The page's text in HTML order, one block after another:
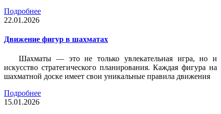
Подробнее
22.01.2026
Движение фигур в шахматах
Шахматы — это не только увлекательная игра, но и
искусство стратегического планирования. Каждая фигура на
шахматной доске имеет свои уникальные правила движения
Подробнее
15.01.2026